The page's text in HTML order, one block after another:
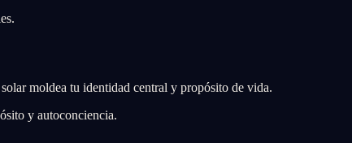
moldea tu identidad central y propósito de vida.
y autoconciencia.